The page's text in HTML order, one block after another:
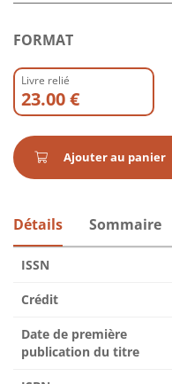
FORMAT
Livre relié
23.00 €
Ajouter au panier
Détails Sommaire
ISSN
Crédit
Date de première
publication du titre